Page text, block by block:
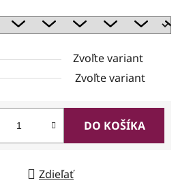
Zvoľte variant
Zvoľte variant
DO KOŠÍKA
Zdieľať